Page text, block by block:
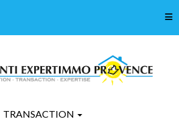
TRANSACTION